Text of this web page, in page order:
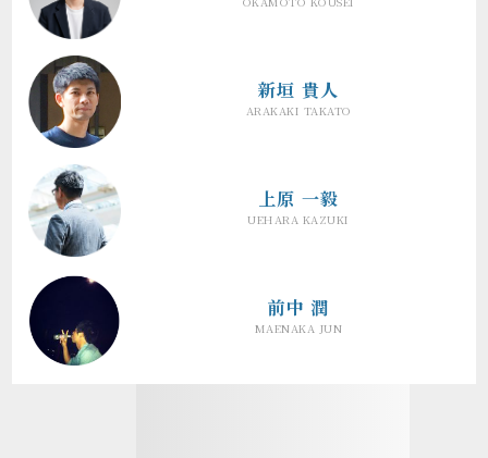
新垣 貴人
ARAKAKI TAKATO
上原 一毅
UEHARA KAZUKI
前中 潤
MAENAKA JUN